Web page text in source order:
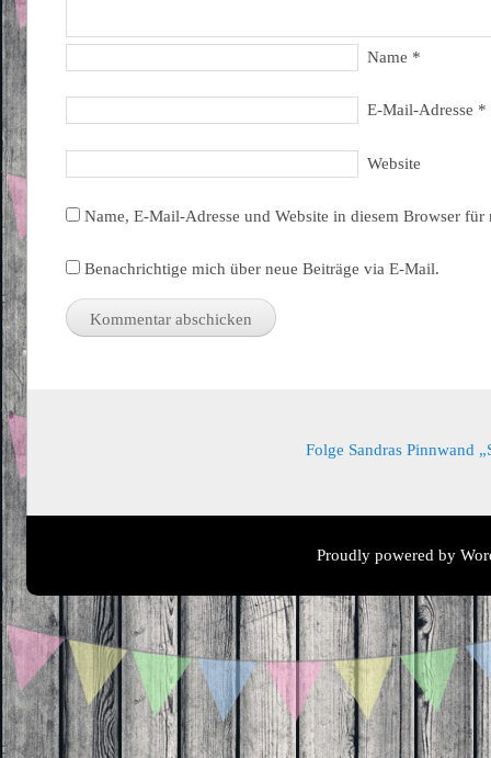
Name *
E-Mail-Adresse *
Website
Name, E-Mail-Adresse und Website in diesem Browser
Benachrichtige mich über neue Beiträge via E-Mail.
Folge Sandras Pinnwand
Proudly powered by